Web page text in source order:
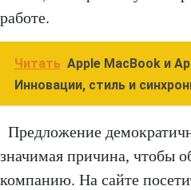
работе.
Читать Apple MacBook и
Инновации, стиль и
Предложение
значимая причина, чтобы
компанию. На сайте